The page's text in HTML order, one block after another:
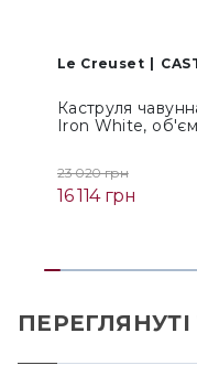
Le Creuset
Каструля
Iron White,
23 020 грн
16 114 грн